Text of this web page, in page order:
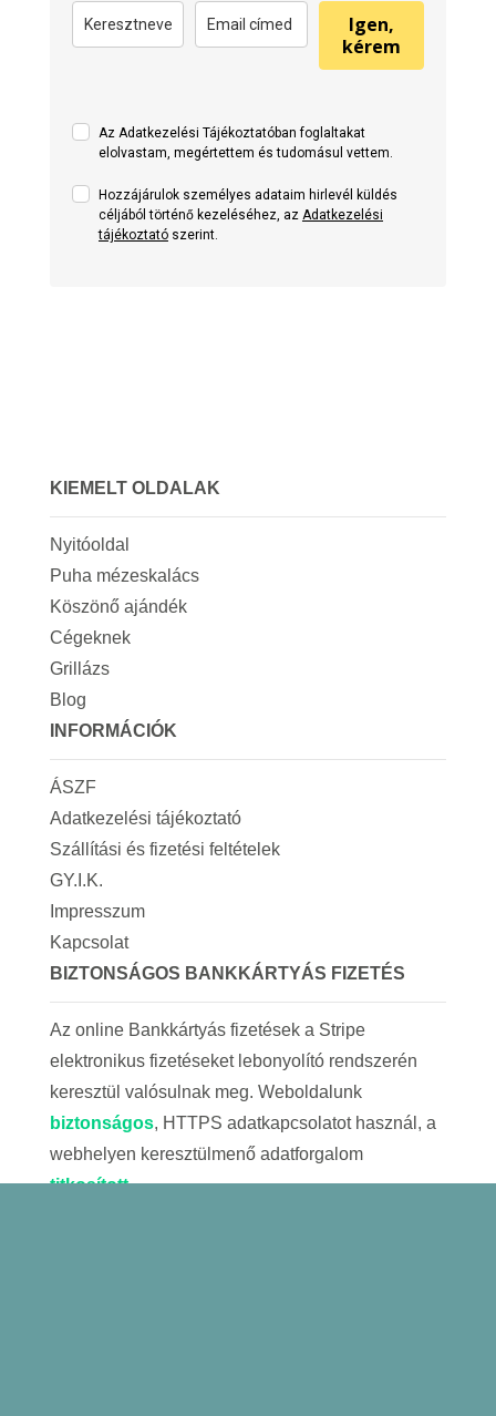
Igen,
kérem
Az Adatkezelési Tájékoztatóban foglaltakat
elolvastam, megértettem és tudomásul vettem.
Hozzájárulok személyes adataim hirlevél küldés
céljából történő kezeléséhez, az Adatkezelési
tájékoztatószerint.
KIEMELT OLDALAK
Nyitóoldal
Puha mézeskalács
Köszönő ajándék
Cégeknek
Grillázs
Blog
INFORMÁCIÓK
ÁSZF
Adatkezelési tájékoztató
Szállítási és fizetési feltételek
GY.I.K.
Impresszum
Kapcsolat
BIZTONSÁGOS BANKKÁRTYÁS FIZETÉS
Az online Bankkártyás fizetések a Stripe
elektronikus fizetéseket lebonyolító rendszerén
keresztül valósulnak meg. Weboldalunk
biztonságos, HTTPS adatkapcsolatot használ, a
webhelyen keresztülmenő adatforgalom
titkosított.